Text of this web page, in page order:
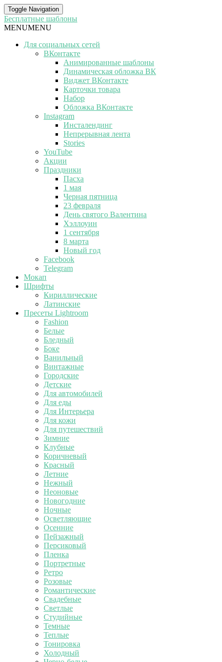
Toggle Navigation
Бесплатные шаблоны
MENUMENU
Для социальных сетей
ВКонтакте
Анимированные шаблоны
Динамическая обложка ВК
Виджет ВКонтакте
Карточки товара
Набор
Обложка ВКонтакте
Instagram
Инсталендинг
Непрерывная лента
Stories
YouTube
Акции
Праздники
Пасха
1 мая
Черная пятница
23 февраля
День святого Валентина
Хэллоуин
1 сентября
8 марта
Новый год
Facebook
Telegram
Мокап
Шрифты
Кириллические
Латинские
Пресеты Lightroom
Fashion
Белые
Бледный
Боке
Ванильный
Винтажные
Городские
Детские
Для автомобилей
Для еды
Для Интерьера
Для кожи
Для путешествий
Зимние
Клубные
Коричневый
Красный
Летние
Нежный
Неоновые
Новогодние
Ночные
Осветляющие
Осенние
Пейзажный
Персиковый
Пленка
Портретные
Ретро
Розовые
Романтические
Свадебные
Светлые
Студийные
Темные
Теплые
Тонировка
Холодный